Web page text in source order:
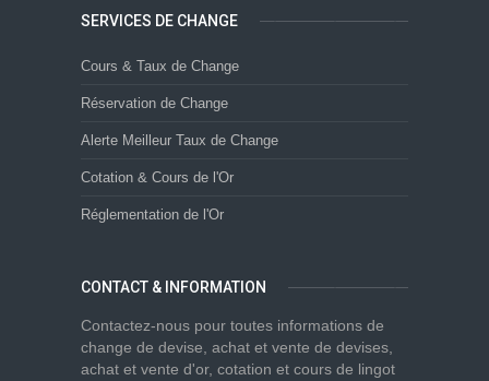
SERVICES DE CHANGE
Cours & Taux de Change
Réservation de Change
Alerte Meilleur Taux de Change
Cotation & Cours de l'Or
Réglementation de l'Or
CONTACT & INFORMATION
Contactez-nous pour toutes informations de
change de devise, achat et vente de devises,
achat et vente d'or, cotation et cours de lingot